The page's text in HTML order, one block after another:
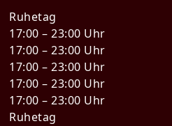
Ruhetag
17:00 – 23:00 Uhr
17:00 – 23:00 Uhr
17:00 – 23:00 Uhr
17:00 – 23:00 Uhr
17:00 – 23:00 Uhr
Ruhetag